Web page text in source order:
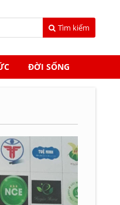
Tìm kiếm
ĐỜI SỐNG